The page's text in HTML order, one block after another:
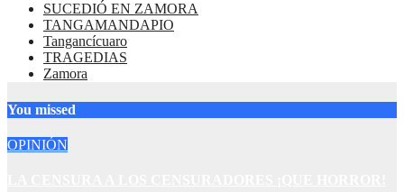
SUCEDIÓ EN ZAMORA
TANGAMANDAPIO
Tangancícuaro
TRAGEDIAS
Zamora
You missed
OPINIÓN